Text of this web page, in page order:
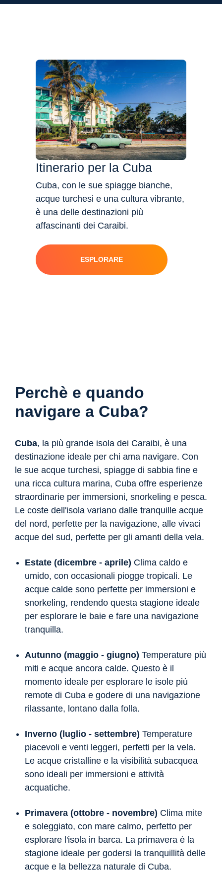
Itinerario per la Cuba
Cuba, con le sue spiagge bianche,
acque turchesi e una cultura vibrante,
è una delle destinazioni più
affascinanti dei Caraibi.
ESPLORARE
Perchè e quando
navigare a Cuba?
Cuba, la più grande isola dei Caraibi, è una
destinazione ideale per chi ama navigare. Con
le sue acque turchesi, spiagge di sabbia fine e
una ricca cultura marina, Cuba offre esperienze
straordinarie per immersioni, snorkeling e pesca.
Le coste dell'isola variano dalle tranquille acque
del nord, perfette per la navigazione, alle vivaci
acque del sud, perfette per gli amanti della vela.
Estate (dicembre - aprile) Clima caldo e
umido, con occasionali piogge tropicali. Le
acque calde sono perfette per immersioni e
snorkeling, rendendo questa stagione ideale
per esplorare le baie e fare una navigazione
tranquilla.
Autunno (maggio - giugno) Temperature più
miti e acque ancora calde. Questo è il
momento ideale per esplorare le isole più
remote di Cuba e godere di una navigazione
rilassante, lontano dalla folla.
Inverno (luglio - settembre) Temperature
piacevoli e venti leggeri, perfetti per la vela.
Le acque cristalline e la visibilità subacquea
sono ideali per immersioni e attività
acquatiche.
Primavera (ottobre - novembre) Clima mite
e soleggiato, con mare calmo, perfetto per
esplorare l'isola in barca. La primavera è la
stagione ideale per godersi la tranquillità delle
acque e la bellezza naturale di Cuba.